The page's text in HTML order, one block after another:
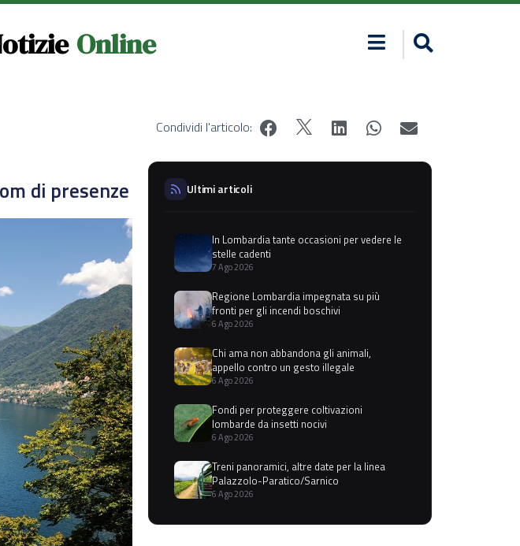
Online
di presenze
Condividi l'articolo:
Ultimi articoli
In Lombardia tante occasioni per vedere le
stelle cadenti
7 Ago 2026
Regione Lombardia impegnata su più
fronti per gli incendi boschivi
6 Ago 2026
Chi ama non abbandona gli animali,
appello contro un gesto illegale
6 Ago 2026
Fondi per proteggere coltivazioni
lombarde da insetti nocivi
6 Ago 2026
Treni panoramici, altre date per la linea
Palazzolo-Paratico/Sarnico
6 Ago 2026